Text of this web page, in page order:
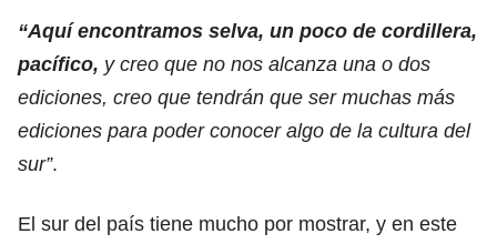
“Aquí encontramos selva, un poco de cordillera,
pacífico, y creo que no nos alcanza una o dos
ediciones, creo que tendrán que ser muchas más
ediciones para poder conocer algo de la cultura del
sur”.
El sur del país tiene mucho por mostrar, y en este